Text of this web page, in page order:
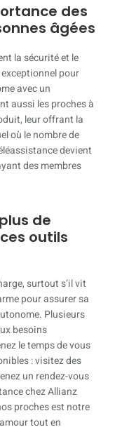
des
âgées
la sécurité et le
pour
avec un
aussi les proches à
leur offrant la
où le nombre de
devient
des membres
de
outils
surtout s’il vit
pour assurer sa
Plusieurs
besoins
le temps de vous
: visitez des
un rendez-vous
chez Allianz
proches est notre
tout en